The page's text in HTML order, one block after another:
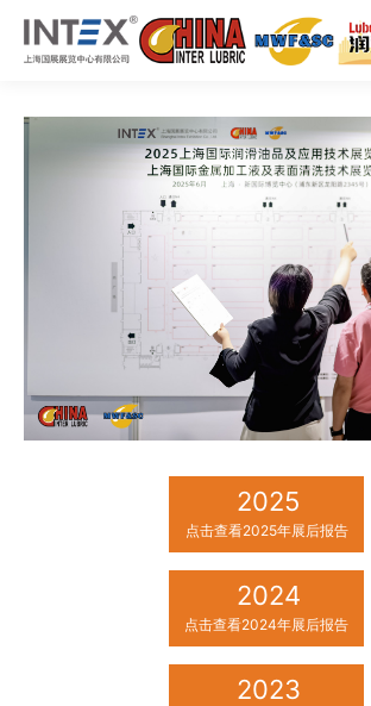
2025
点击查看2025年展后报告
2024
点击查看2024年展后报告
2023